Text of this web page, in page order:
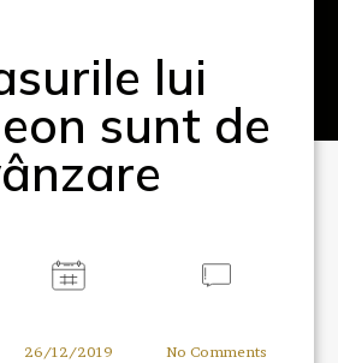
lui
sunt de
26/12/2019 No Comments